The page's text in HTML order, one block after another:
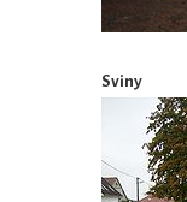
Sviny